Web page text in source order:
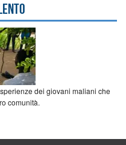
dei giovani maliani che
comunità.